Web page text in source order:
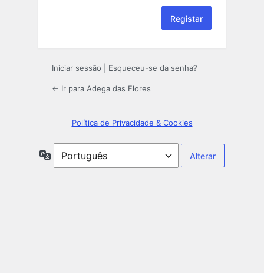
Iniciar sessão Esqueceu-se da senha?
← Ir para Adega das Flores
Política de Privacidade & Cookies
Idioma